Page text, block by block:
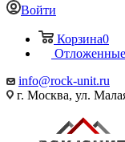
Войти
Корзина0
Отложенные
info@rock-unit.ru
г. Москва, ул.